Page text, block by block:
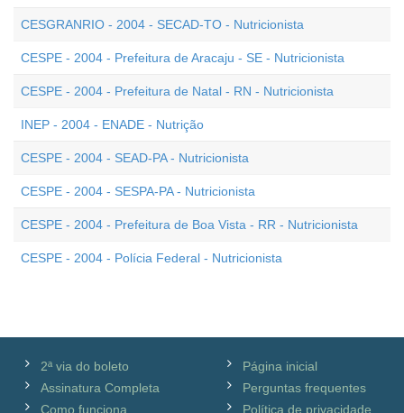
CESGRANRIO - 2004 - SECAD-TO - Nutricionista
CESPE - 2004 - Prefeitura de Aracaju - SE - Nutricionista
CESPE - 2004 - Prefeitura de Natal - RN - Nutricionista
INEP - 2004 - ENADE - Nutrição
CESPE - 2004 - SEAD-PA - Nutricionista
CESPE - 2004 - SESPA-PA - Nutricionista
CESPE - 2004 - Prefeitura de Boa Vista - RR - Nutricionista
CESPE - 2004 - Polícia Federal - Nutricionista
2ª via do boleto
Assinatura Completa
Como funciona
Página inicial
Perguntas frequentes
Política de privacidade